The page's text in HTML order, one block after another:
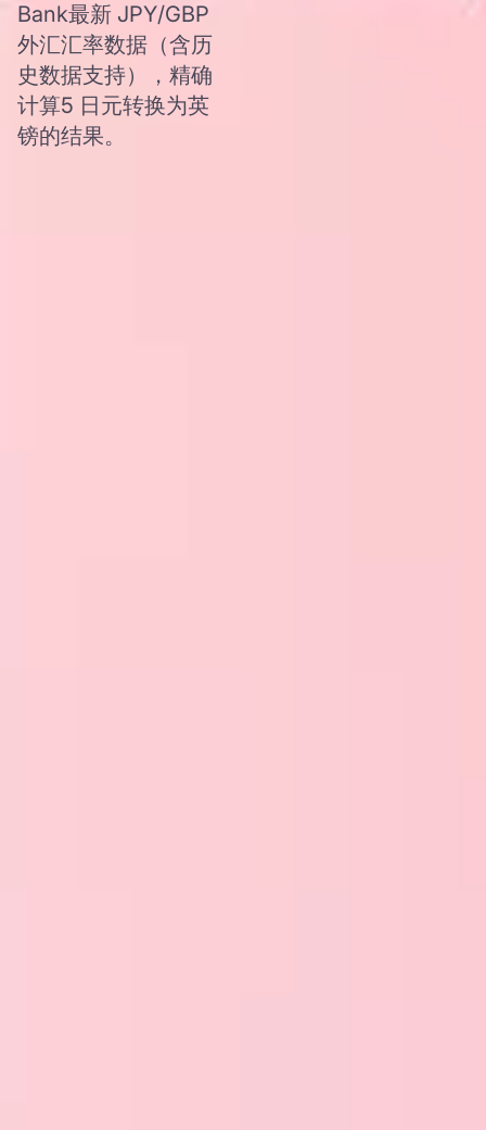
Bank最新 JPY/GBP
外汇汇率数据（含历
史数据支持），精确
计算5 日元转换为英
镑的结果。